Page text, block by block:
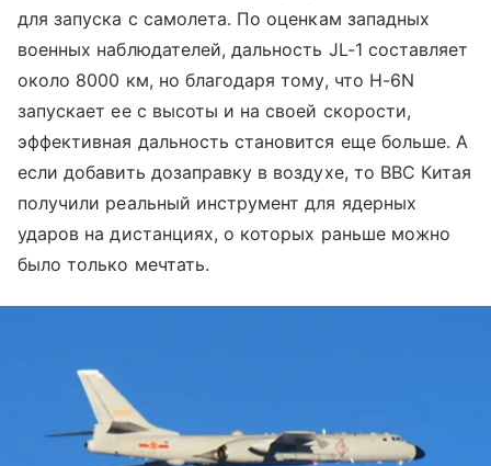
для запуска с самолета. По оценкам западных
военных наблюдателей, дальность JL-1 составляет
около 8000 км, но благодаря тому, что H-6N
запускает ее с высоты и на своей скорости,
эффективная дальность становится еще больше. А
если добавить дозаправку в воздухе, то ВВС Китая
получили реальный инструмент для ядерных
ударов на дистанциях, о которых раньше можно
было только мечтать.